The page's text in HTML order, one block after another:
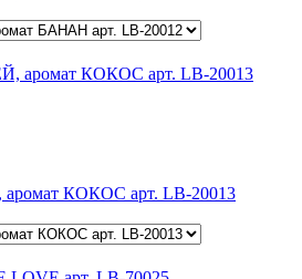
КОКОС арт. LB-20013